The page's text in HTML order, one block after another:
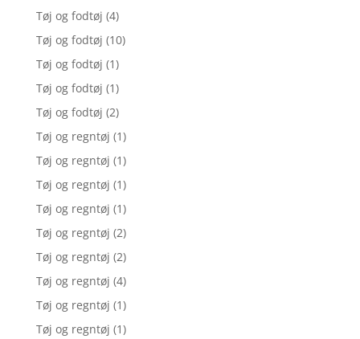
Tøj og fodtøj (4)
Tøj og fodtøj (10)
Tøj og fodtøj (1)
Tøj og fodtøj (1)
Tøj og fodtøj (2)
Tøj og regntøj (1)
Tøj og regntøj (1)
Tøj og regntøj (1)
Tøj og regntøj (1)
Tøj og regntøj (2)
Tøj og regntøj (2)
Tøj og regntøj (4)
Tøj og regntøj (1)
Tøj og regntøj (1)